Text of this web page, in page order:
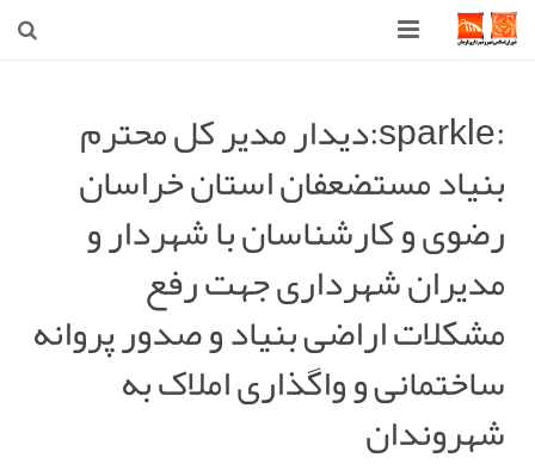
شهرداری
شورای اسلامی شهر قوچان
اخبار روز
:sparkle:دیدار مدیر کل محترم
بنیاد مستضعفان استان خراسان
رضوی و کارشناسان با شهردار و
مدیران شهرداری جهت رفع
مشکلات اراضی بنیاد و صدور پروانه
ساختمانی و واگذاری املاک به
شهروندان